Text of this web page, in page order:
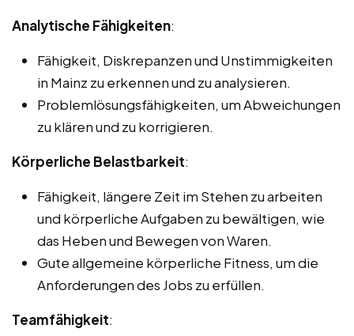
Analytische Fähigkeiten:
Fähigkeit, Diskrepanzen und Unstimmigkeiten
in Mainz zu erkennen und zu analysieren.
Problemlösungsfähigkeiten, um Abweichungen
zu klären und zu korrigieren.
Körperliche Belastbarkeit:
Fähigkeit, längere Zeit im Stehen zu arbeiten
und körperliche Aufgaben zu bewältigen, wie
das Heben und Bewegen von Waren.
Gute allgemeine körperliche Fitness, um die
Anforderungen des Jobs zu erfüllen.
Teamfähigkeit: